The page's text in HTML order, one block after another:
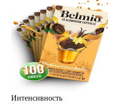
Интенсивность